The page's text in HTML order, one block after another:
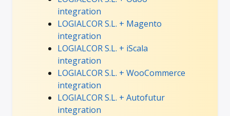
integration
LOGIALCOR S.L. + Magento
integration
LOGIALCOR S.L. + iScala
integration
LOGIALCOR S.L. + WooCommerce
integration
LOGIALCOR S.L. + Autofutur
integration